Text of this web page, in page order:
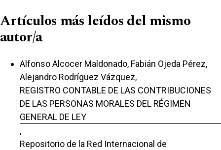
Artículos más leídos del mismo
autor/a
Alfonso Alcocer Maldonado, Fabián Ojeda Pérez,
Alejandro Rodríguez Vázquez,
REGISTRO CONTABLE DE LAS CONTRIBUCIONES
DE LAS PERSONAS MORALES DEL RÉGIMEN
GENERAL DE LEY
,
Repositorio de la Red Internacional de